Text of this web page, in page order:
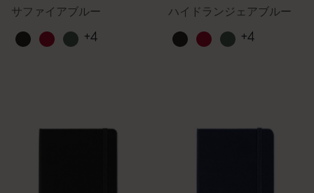
サファイアブルー
+4
ハイドランジェアブルー
+4